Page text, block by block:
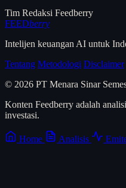
Tim Redaksi Feedberry
FEEDberry
Intelijen keuangan AI untuk
Tentang Metodologi Disclaimer
© 2026 PT Menara Sinar
Konten Feedberry adalah
investasi.
Home Analisis